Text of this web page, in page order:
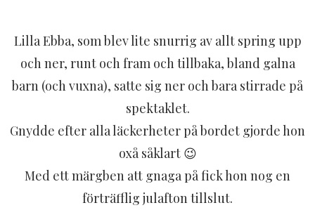
Lilla Ebba, som blev lite snurrig av allt spring upp
och ner, runt och fram och tillbaka, bland galna
barn (och vuxna), satte sig ner och bara stirrade på
spektaklet.
Gnydde efter alla läckerheter på bordet gjorde hon
oxå såklart 😉
Med ett märgben att gnaga på fick hon nog en
förträfflig julafton tillslut.